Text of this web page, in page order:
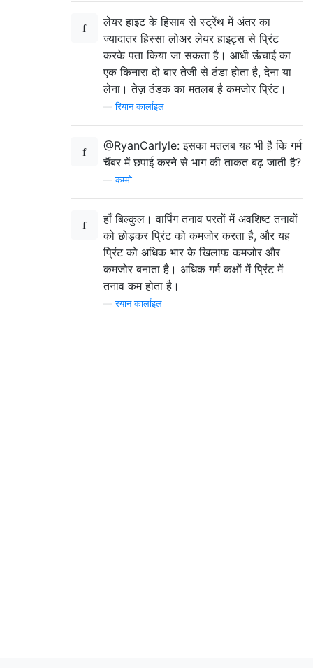
लेयर हाइट के हिसाब से स्ट्रेंथ में अंतर का
ज्यादातर हिस्सा लोअर लेयर हाइट्स से प्रिंट
करके पता किया जा सकता है। आधी ऊंचाई का
एक किनारा दो बार तेजी से ठंडा होता है, देना या
लेना। तेज़ ठंडक का मतलब है कमजोर प्रिंट।
—रियान कार्लाइल
@RyanCarlyle: इसका मतलब यह भी है कि गर्म
चैंबर में छपाई करने से भाग की ताकत बढ़ जाती है?
—कम्मो
हाँ बिल्कुल। वार्पिंग तनाव परतों में अवशिष्ट तनावों
को छोड़कर प्रिंट को कमजोर करता है, और यह
प्रिंट को अधिक भार के खिलाफ कमजोर और
कमजोर बनाता है। अधिक गर्म कक्षों में प्रिंट में
तनाव कम होता है।
—रयान कार्लाइल